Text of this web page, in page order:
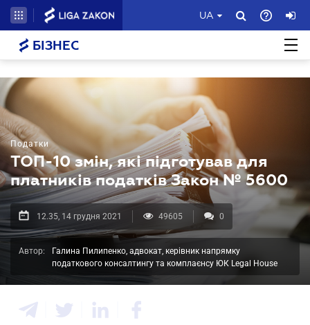
UA
БІЗНЕС
Податки
ТОП-10 змін, які підготував для
платників податків Закон № 5600
12.35, 14 грудня 2021 49605 0
Автор:
Галина Пилипенко, адвокат, керівник напрямку
податкового консалтингу та комплаєнсу ЮК Legal House